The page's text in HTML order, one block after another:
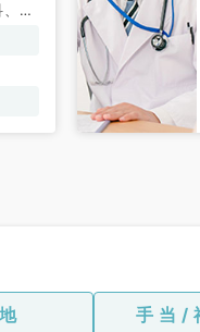
呼
内
手当/